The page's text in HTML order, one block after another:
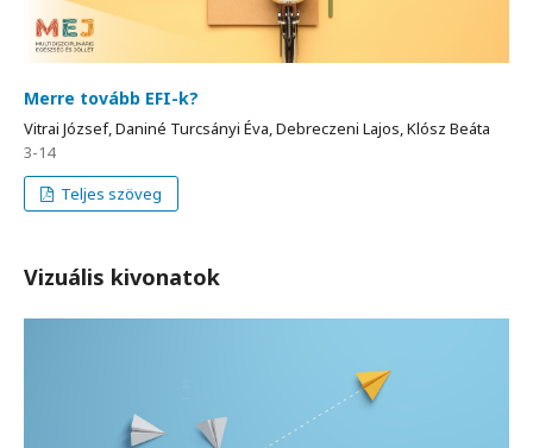
Merre tovább EFI-k?
Vitrai József, Daniné Turcsányi Éva, Debreczeni Lajos, Klósz Beáta
3-14
Teljes szöveg
Vizuális kivonatok